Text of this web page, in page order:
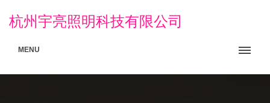
杭州宇亮照明科技有限公司
MENU